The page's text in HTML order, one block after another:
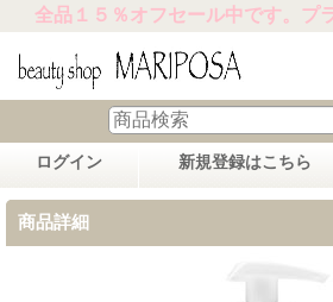
全品１５％オフセール中です。プ
ログイン 新規登録はこちら
商品詳細